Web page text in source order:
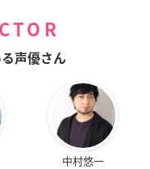
声優さん
中村悠一